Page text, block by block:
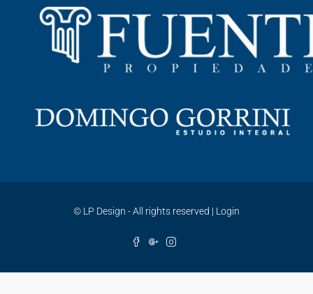
© LP Design - All rights reserved | Login